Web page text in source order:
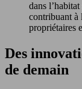
dans
contribuant à
propriétaires
Des
de demain